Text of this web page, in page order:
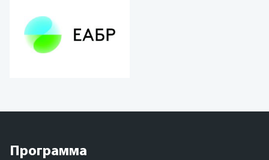
Программа